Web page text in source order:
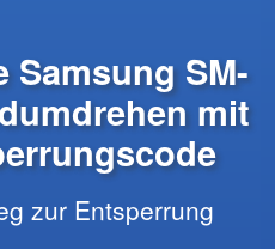
Samsung SM-
mit
zur Entsperrung